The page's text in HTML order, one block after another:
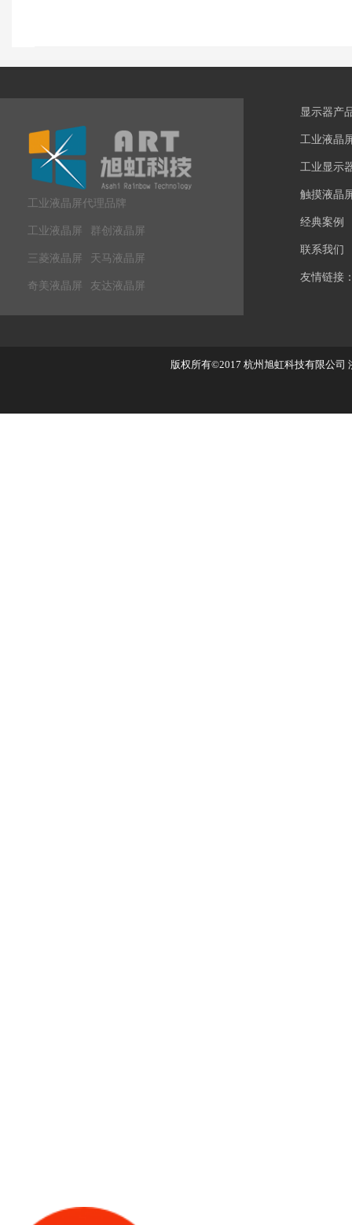
工业液晶屏代理品牌
工业液晶屏 群创液晶屏
三菱液晶屏 天马液晶屏
奇美液晶屏 友达液晶屏
显示器产
工业液晶
工业显示
触摸液晶
经典案例
联系我们
友情链接
版权所有©2017 杭州旭虹科技有限公司